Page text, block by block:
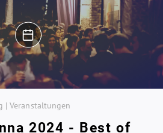
| Veranstaltungen
2024 - Best of